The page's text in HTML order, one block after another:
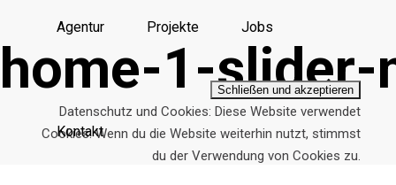
Agentur Projekte Jobs
Kontakt
Datenschutz und Cookies: Diese Website verwendet
Cookies. Wenn du die Website weiterhin nutzt, stimmst
du der Verwendung von Cookies zu.
home-1-slider-